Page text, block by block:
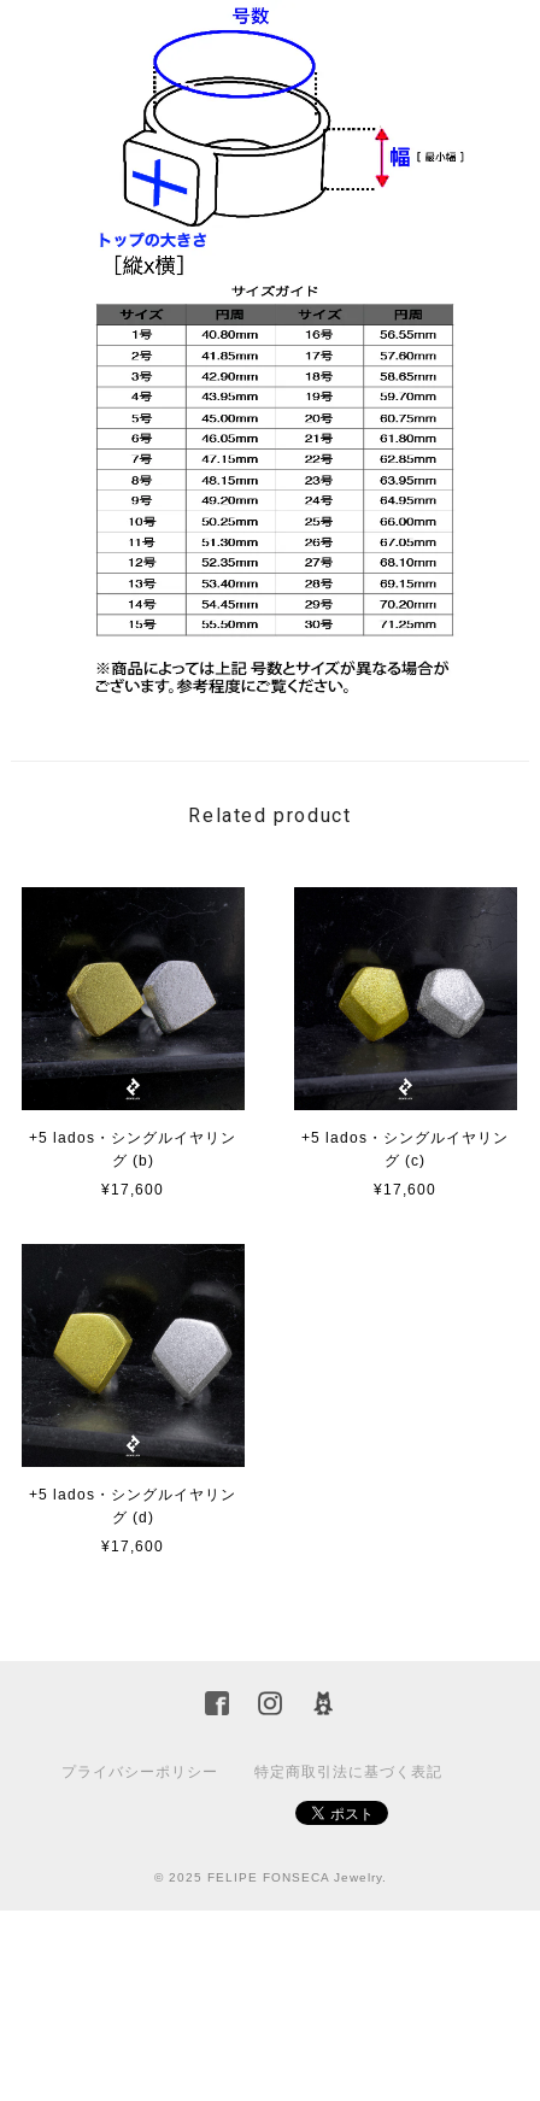
Related product
+5 lados・シングルイヤリン
グ (b)
¥17,600
+5 lados・シングルイヤリン
グ (c)
¥17,600
+5 lados・シングルイヤリン
グ (d)
¥17,600
プライバシーポリシー 特定商取引法に基づく表記
© 2025 FELIPE FONSECA Jewelry.